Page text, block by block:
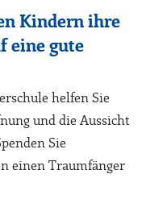
Kindern ihre
eine gute
helfen Sie
und die Aussicht
Sie
einen Traumfänger